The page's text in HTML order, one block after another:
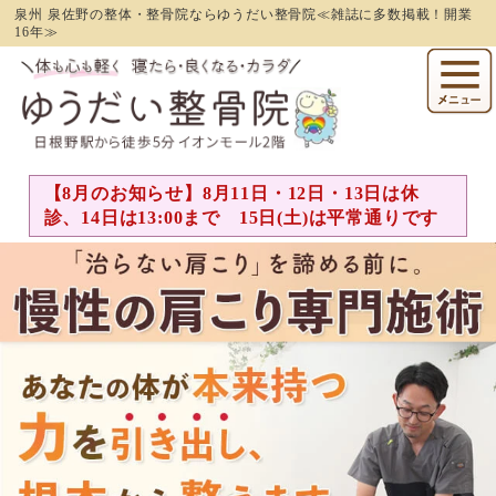
泉州 泉佐野の整体・整骨院ならゆうだい整骨院≪雑誌に多数掲載！開業
16年≫
【8月のお知らせ】8月11日・12日・13日は休
診、14日は13:00まで 15日(土)は平常通りです